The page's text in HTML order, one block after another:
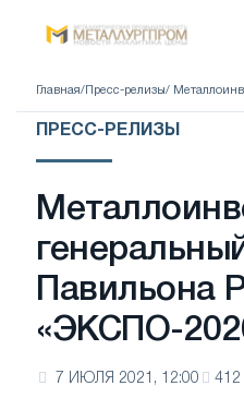
Главная/ Пресс-релизы/
ПРЕСС-РЕЛИЗЫ
Павильона
«ЭКСПО-
7 ИЮЛЯ 2021, 12:00 412